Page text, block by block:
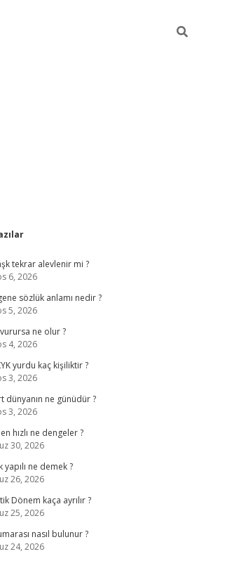
tekrar alevlenir mi ?
6, 2026
sözlük anlamı nedir ?
5, 2026
ne olur ?
4, 2026
yurdu kaç kişiliktir ?
3, 2026
dünyanın ne günüdür ?
3, 2026
hızlı ne dengeler ?
30, 2026
yapılı ne demek ?
26, 2026
Dönem kaça ayrılır ?
25, 2026
nasıl bulunur ?
24, 2026